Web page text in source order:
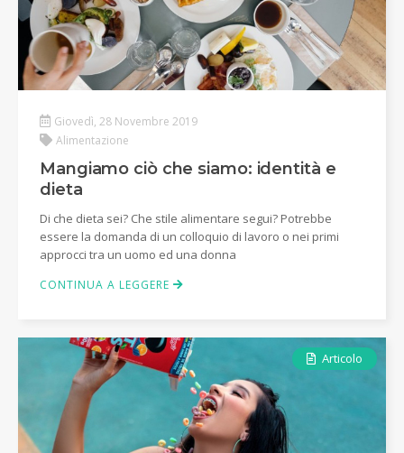
Giovedì, 28 Novembre 2019
Alimentazione
Mangiamo ciò che siamo: identità e
dieta
Di che dieta sei? Che stile alimentare segui? Potrebbe
essere la domanda di un colloquio di lavoro o nei primi
approcci tra un uomo ed una donna
CONTINUA A LEGGERE
Articolo